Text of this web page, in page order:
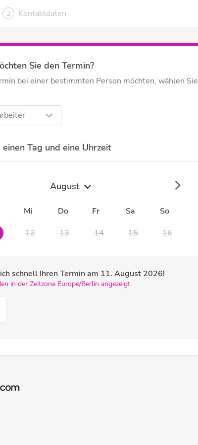
2 Kontaktdaten
Sie den Termin?
bei einer bestimmten Person möchten, wählen Sie
Tag und eine Uhrzeit
August
Mi Do Fr Sa
So
12 13 14 15 16
schnell Ihren Termin am 11. August 2026!
in der Zeitzone Europe/Berlin angezeigt